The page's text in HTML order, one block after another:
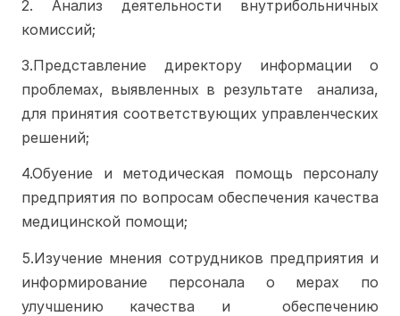
2. Анализ деятельности внутрибольничных
комиссий;
3.Представление директору информации о
проблемах, выявленных в результате  анализа,
для принятия соответствующих управленческих
решений;
4.Обуение и методическая помощь персоналу
предприятия по вопросам обеспечения качества
медицинской помощи;
5.Изучение мнения сотрудников предприятия и
информирование персонала о мерах по
улучшению качества и  обеспечению